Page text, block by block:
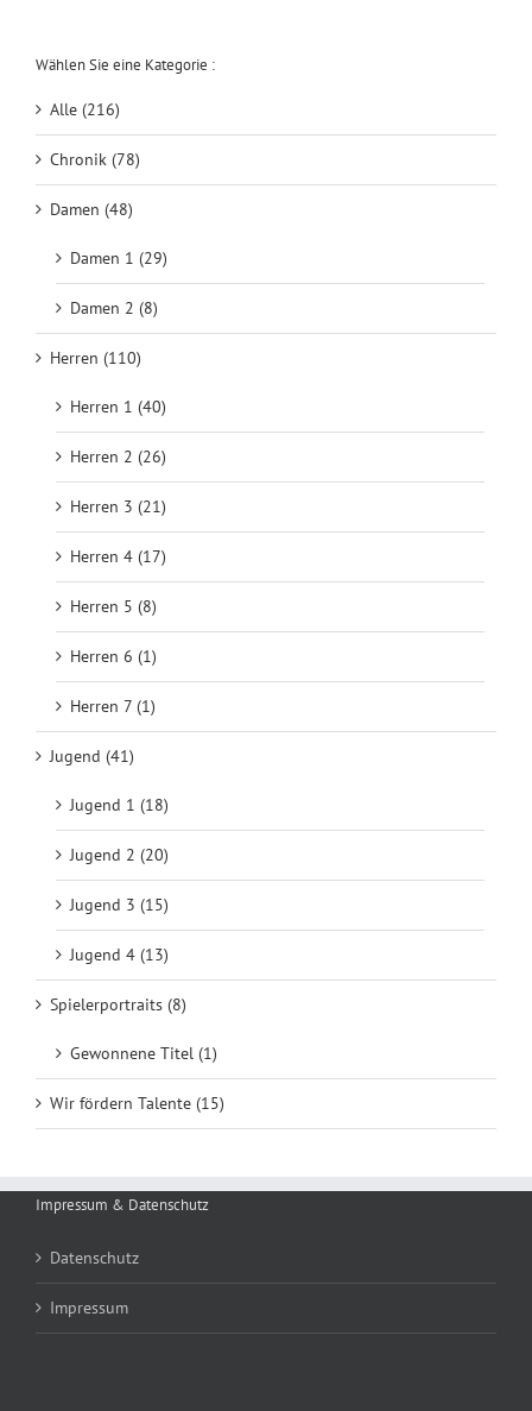
Wählen Sie eine Kategorie :
Alle (216)
Chronik (78)
Damen (48)
Damen 1 (29)
Damen 2 (8)
Herren (110)
Herren 1 (40)
Herren 2 (26)
Herren 3 (21)
Herren 4 (17)
Herren 5 (8)
Herren 6 (1)
Herren 7 (1)
Jugend (41)
Jugend 1 (18)
Jugend 2 (20)
Jugend 3 (15)
Jugend 4 (13)
Spielerportraits (8)
Gewonnene Titel (1)
Wir fördern Talente (15)
Impressum & Datenschutz
Datenschutz
Impressum